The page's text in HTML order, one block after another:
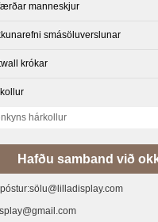
manneskjur
smásöluverslunar
krókar
hárkollur
Hafðu samband við